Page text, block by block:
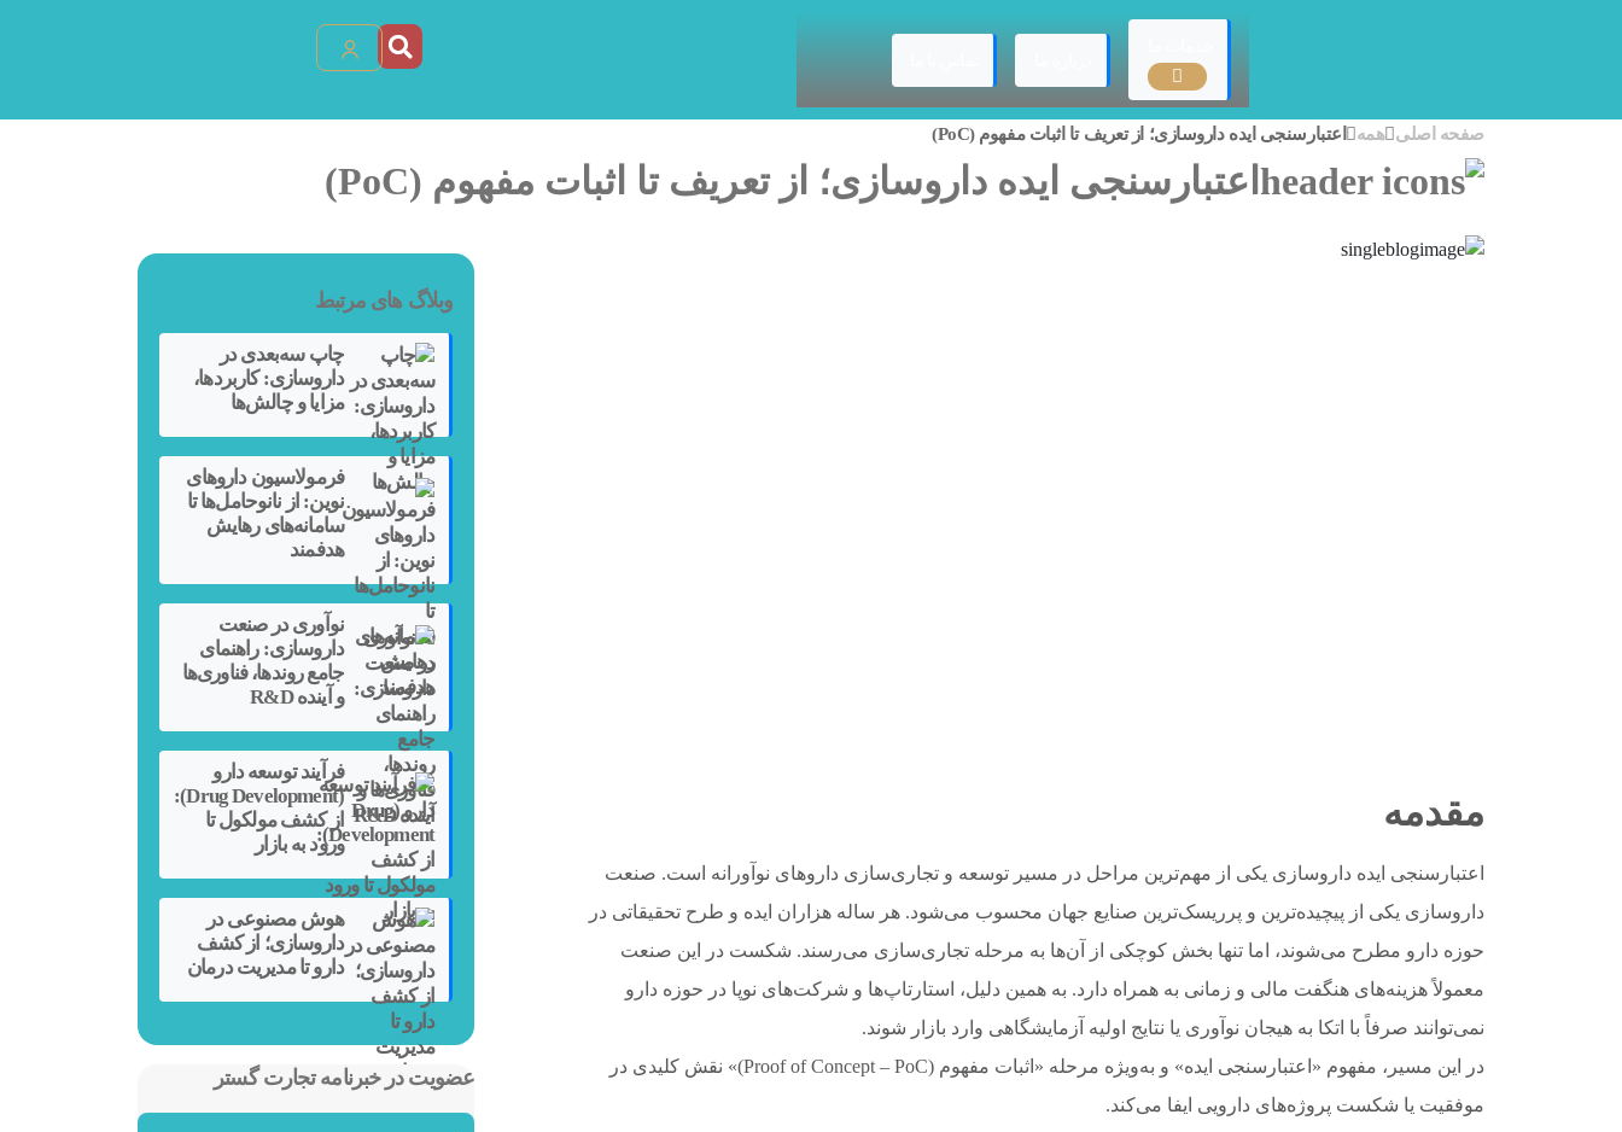
صفحه اصلی همه اعتبارسنجی ایده داروسازی؛ از تعریف تا اثبات مفهوم (PoC)
اعتبارسنجی ایده داروسازی؛ از تعریف تا اثبات مفهوم (PoC)
مقدمه
اعتبارسنجی ایده داروسازی یکی از مهم‌ترین مراحل در مسیر توسعه و تجاری‌سازی داروهای نوآورانه است. صنعت
داروسازی یکی از پیچیده‌ترین و پرریسک‌ترین صنایع جهان محسوب می‌شود. هر ساله هزاران ایده و طرح تحقیقاتی در
حوزه دارو مطرح می‌شوند، اما تنها بخش کوچکی از آن‌ها به مرحله تجاری‌سازی می‌رسند. شکست در این صنعت
معمولاً هزینه‌های هنگفت مالی و زمانی به همراه دارد. به همین دلیل، استارتاپ‌ها و شرکت‌های نوپا در حوزه دارو
نمی‌توانند صرفاً با اتکا به هیجان نوآوری یا نتایج اولیه آزمایشگاهی وارد بازار شوند.
در این مسیر، مفهوم «اعتبارسنجی ایده» و به‌ویژه مرحله «اثبات مفهوم (Proof of Concept – PoC)» نقش کلیدی در
موفقیت یا شکست پروژه‌های دارویی ایفا می‌کند.
وبلاگ های مرتبط
چاپ سه‌بعدی در
داروسازی: کاربردها،
مزایا و چالش‌ها
فرمولاسیون داروهای
نوین: از نانوحامل‌ها تا
سامانه‌های رهایش
هدفمند
نوآوری در صنعت
داروسازی: راهنمای
جامع روندها، فناوری‌ها
و آینده R&D
فرآیند توسعه دارو
(Drug Development):
از کشف مولکول تا
ورود به بازار
هوش مصنوعی در
داروسازی؛ از کشف
دارو تا مدیریت درمان
عضویت در خبرنامه تجارت گستر